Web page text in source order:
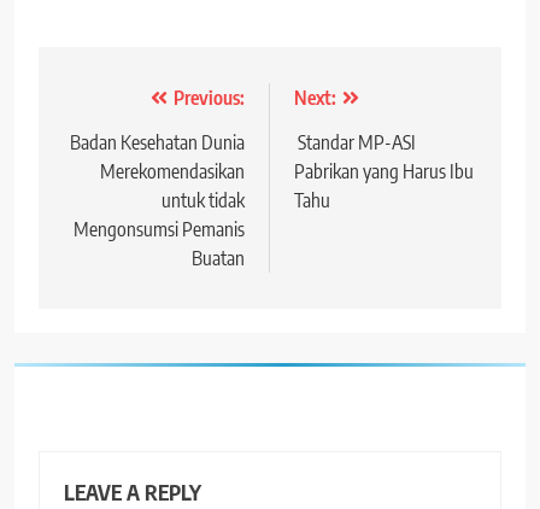
navigation
Previous:
Badan Kesehatan Dunia
Merekomendasikan
untuk tidak
Mengonsumsi Pemanis
Buatan
Next:
Standar MP-ASI
Pabrikan yang Harus Ibu
Tahu
LEAVE A REPLY